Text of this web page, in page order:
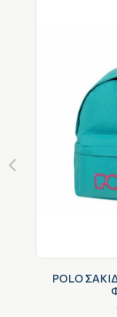
POLO